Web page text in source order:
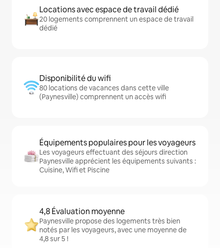
Locations avec espace de travail dédié
20 logements comprennent un espace de travail
dédié
Disponibilité du wifi
80 locations de vacances dans cette ville
(Paynesville) comprennent un accès wifi
Équipements populaires pour les voyageurs
Les voyageurs effectuant des séjours direction
Paynesville apprécient les équipements suivants :
Cuisine, Wifi et Piscine
4,8 Évaluation moyenne
Paynesville propose des logements très bien
notés par les voyageurs, avec une moyenne de
4,8 sur 5 !